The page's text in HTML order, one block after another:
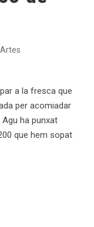
a la fresca que
per acomiadar
ha punxat
que hem sopat